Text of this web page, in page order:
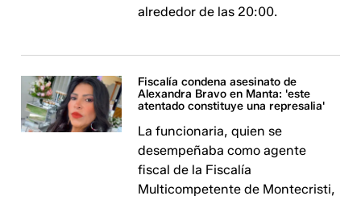
alrededor de las 20:00.
Fiscalía condena asesinato de
Alexandra Bravo en Manta: 'este
atentado constituye una represalia'
La funcionaria, quien se
desempeñaba como agente
fiscal de la Fiscalía
Multicompetente de Montecristi,